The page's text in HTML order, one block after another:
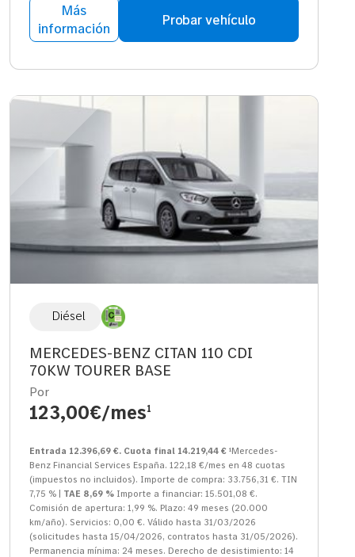
Más
información
Probar vehículo
Diésel
MERCEDES-BENZ CITAN 110 CDI
70KW TOURER BASE
Por
123,00€/mes1
Entrada 12.396,69 €. Cuota final 14.219,44 € ¹Mercedes-
Benz Financial Services España. 122,18 €/mes en 48 cuotas
(impuestos no incluidos). Importe de compra: 33.756,31 €. TIN
7,75 % | TAE 8,69 % Importe a financiar: 15.501,08 €.
Comisión de apertura: 1,99 %. Plazo: 49 meses (20.000
km/año). Servicios: 0,00 €. Válido hasta 31/03/2026
(solicitudes hasta 15/04/2026, contratos hasta 31/05/2026).
Permanencia mínima: 24 meses. Derecho de desistimiento: 14